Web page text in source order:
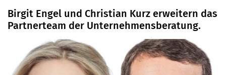
Birgit Engel und Christian Kurz erweitern das
Partnerteam der Unternehmensberatung.